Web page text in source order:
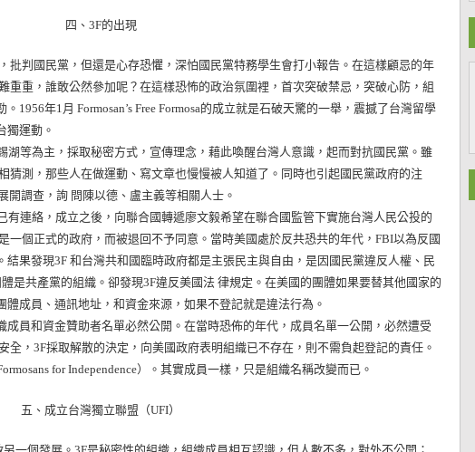
四、3F的出現
判國民黨，但還是心存恐懼，深怕國民黨特務學生會打小報告。在這樣顧忌的年
重重，誰敢公然參加呢？在這樣恐怖的政治氛圍裡，首次突破禁忌，突破心防，組
1956年1月 Formosan’s Free Formosa的成立就是石破天驚的一舉，震撼了台灣留學
獨運動。
等為主，採取秘密方式，宣傳理念，藉此喚醒台灣人意識，起而對抗國民黨。雖
猜測，那些人在做運動、寫文章也慢慢被人知道了。同時也引起國民黨政府的注
開調查，詢 問陳以德、盧主義等相關人士。
連絡，成立之後，向聯合國轉遞廖文毅希望在聯合國監管下實施台灣人民公投的
一個正式的政府，而被退回不予同意。當時美國處於反共恐共的年代，FBI以為反國
果發現3F 和台灣共和國臨時政府都是主張民主與自由，是因國民黨違反人權、民
是共產黨的組織。卻發現3F違反美國法 律規定。在美國的團體如果要替其他國家的
成員、通訊地址，和資金來源，如果不登記就是違法行為。
員和資金贊助者名單必然公開。在當時恐佈的年代，成員名單一公開，必然遭受
全，3F採取解散的決定，向美國政府表明組織已不存在，則不需負起登記的責任。
for Independence）。其實成員一樣，只是組織名稱改變而已。
五、成立台灣獨立聯盟（UFI）